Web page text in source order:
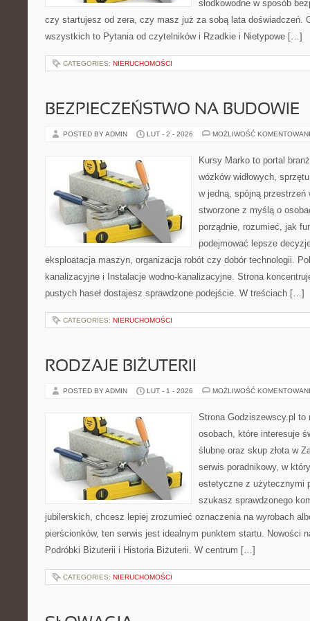
słodkowodne w sposób
czy startujesz od zera, czy masz już za sobą lata doświadczeń.
wszystkich to Pytania od czytelników i Rzadkie i Nietypowe […]
CATEGORIES: NIERUCHOMOŚCI
BEZPIECZEŃSTWO NA BUDOWIE
POSTED BY ADMIN LUT - 2 - 2026 MOŻLIWOŚĆ
Kursy Marko to portal
wózków widłowych,
w jedną, spójną przestrzeń
stworzone z myślą o
porządnie, rozumieć, jak
podejmować lepsze
eksploatacja maszyn, organizacja robót czy dobór technologii.
kanalizacyjne i Instalacje wodno-kanalizacyjne. Strona
pustych haseł dostajesz sprawdzone podejście. W treściach […]
CATEGORIES: NIERUCHOMOŚCI
RODZAJE BIŻUTERII
POSTED BY ADMIN LUT - 1 - 2026 MOŻLIWOŚĆ
Strona Godziszewscy.pl
osobach, które interesuje
ślubne oraz skup złota w
serwis poradnikowy, w
estetyczne z użytecznymi
szukasz sprawdzonego
jubilerskich, chcesz lepiej zrozumieć oznaczenia na wyrobach
pierścionków, ten serwis jest idealnym punktem startu. Nowości
Podróbki Biżuterii i Historia Biżuterii. W centrum […]
CATEGORIES: NIERUCHOMOŚCI